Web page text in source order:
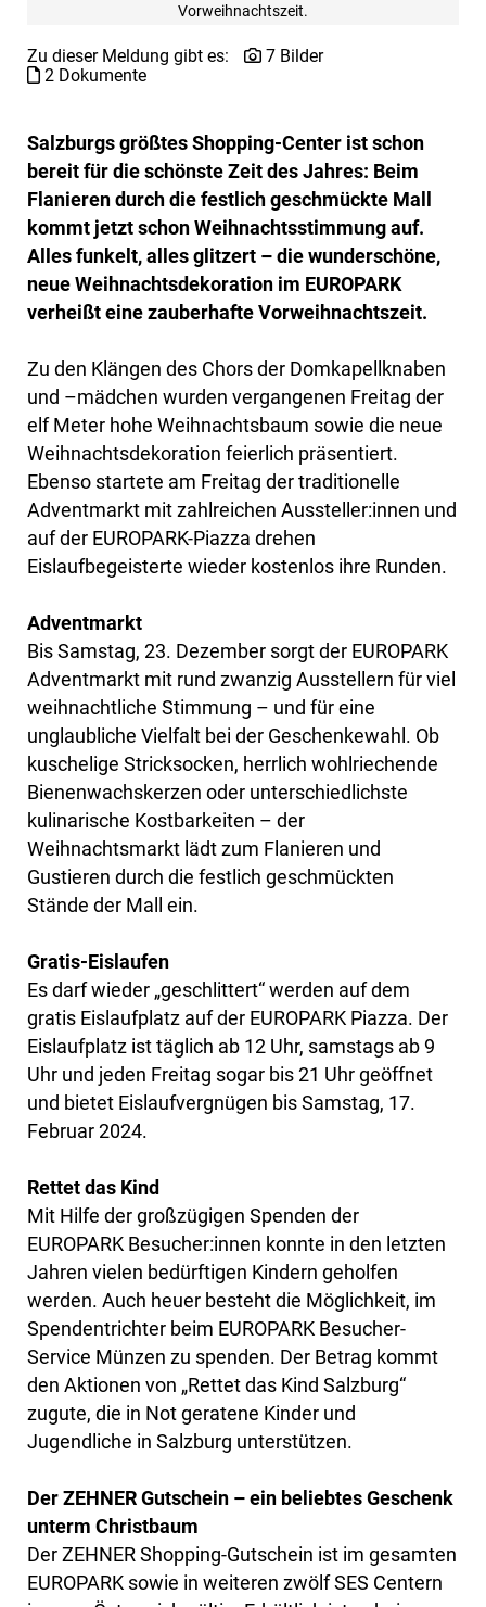
Vorweihnachtszeit.
Zu dieser Meldung gibt es:
7 Bilder
2 Dokumente
Salzburgs größtes Shopping-Center ist schon
bereit für die schönste Zeit des Jahres: Beim
Flanieren durch die festlich geschmückte Mall
kommt jetzt schon Weihnachtsstimmung auf.
Alles funkelt, alles glitzert – die wunderschöne,
neue Weihnachtsdekoration im EUROPARK
verheißt eine zauberhafte Vorweihnachtszeit.
Zu den Klängen des Chors der Domkapellknaben
und –mädchen wurden vergangenen Freitag der
elf Meter hohe Weihnachtsbaum sowie die neue
Weihnachtsdekoration feierlich präsentiert.
Ebenso startete am Freitag der traditionelle
Adventmarkt mit zahlreichen Aussteller:innen und
auf der EUROPARK-Piazza drehen
Eislaufbegeisterte wieder kostenlos ihre Runden.
Adventmarkt
Bis Samstag, 23. Dezember sorgt der EUROPARK
Adventmarkt mit rund zwanzig Ausstellern für viel
weihnachtliche Stimmung – und für eine
unglaubliche Vielfalt bei der Geschenkewahl. Ob
kuschelige Stricksocken, herrlich wohlriechende
Bienenwachskerzen oder unterschiedlichste
kulinarische Kostbarkeiten – der
Weihnachtsmarkt lädt zum Flanieren und
Gustieren durch die festlich geschmückten
Stände der Mall ein.
Gratis-Eislaufen
Es darf wieder „geschlittert“ werden auf dem
gratis Eislaufplatz auf der EUROPARK Piazza. Der
Eislaufplatz ist täglich ab 12 Uhr, samstags ab 9
Uhr und jeden Freitag sogar bis 21 Uhr geöffnet
und bietet Eislaufvergnügen bis Samstag, 17.
Februar 2024.
Rettet das Kind
Mit Hilfe der großzügigen Spenden der
EUROPARK Besucher:innen konnte in den letzten
Jahren vielen bedürftigen Kindern geholfen
werden. Auch heuer besteht die Möglichkeit, im
Spendentrichter beim EUROPARK Besucher-
Service Münzen zu spenden. Der Betrag kommt
den Aktionen von „Rettet das Kind Salzburg“
zugute, die in Not geratene Kinder und
Jugendliche in Salzburg unterstützen.
Der ZEHNER Gutschein – ein beliebtes Geschenk
unterm Christbaum
Der ZEHNER Shopping-Gutschein ist im gesamten
EUROPARK sowie in weiteren zwölf SES Centern